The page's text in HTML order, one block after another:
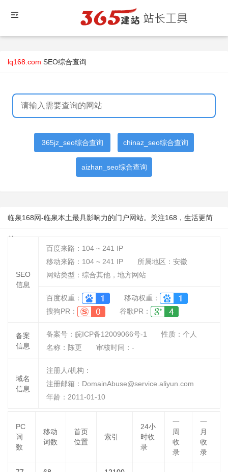
lq168.com SEO综合查询
365jz_seo综合查询 chinaz_seo综合查询
aizhan_seo综合查询
临泉168网-临泉本土最具影响力的门户网站。关注168，生活更简
单！
SEO
信息
百度来路： 104 ~ 241 IP
移动来路： 104 ~ 241 IP
所属地区：安徽
网站类型：综合其他，地方网站
百度权重：
移动权重：
搜狗PR：
谷歌PR：
备案
信息
备案号：皖ICP备12009066号-1 性质： 个人
名称： 陈更 审核时间： -
域名
信息
注册人/机构：
注册邮箱：DomainAbuse@service.aliyun.com
年龄：2011-01-10
PC
词
数
移动
词数
首页
位置
索引
24小
时收
录
一
周
收
录
一
月
收
录